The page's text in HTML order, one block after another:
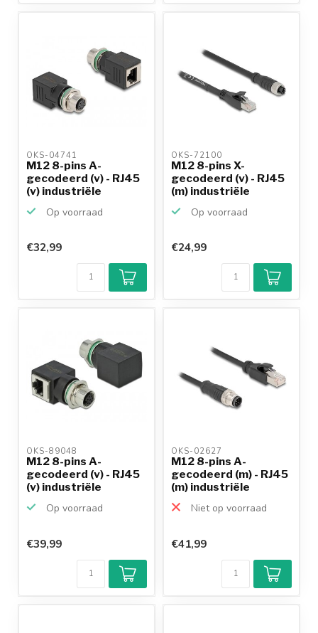
OKS-04741
M12 8-pins A-
gecodeerd (v) - RJ45
(v) industriële
Op voorraad
€32,99
OKS-72100
M12 8-pins X-
gecodeerd (v) - RJ45
(m) industriële
Op voorraad
€24,99
OKS-89048
M12 8-pins A-
gecodeerd (v) - RJ45
(v) industriële
Op voorraad
€39,99
OKS-02627
M12 8-pins A-
gecodeerd (m) - RJ45
(m) industriële
netwerk...
Niet op voorraad
€41,99